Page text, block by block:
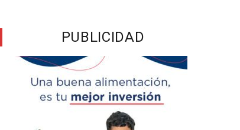
PUBLICIDAD